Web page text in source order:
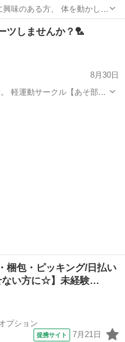
味のある方、 体を動かした
日の日
ン
ツしませんか？🏸
8月30日
】
梱包・ピッキング/日払い
ない方に☆】未経験…
プション
提携サイト 7月21日